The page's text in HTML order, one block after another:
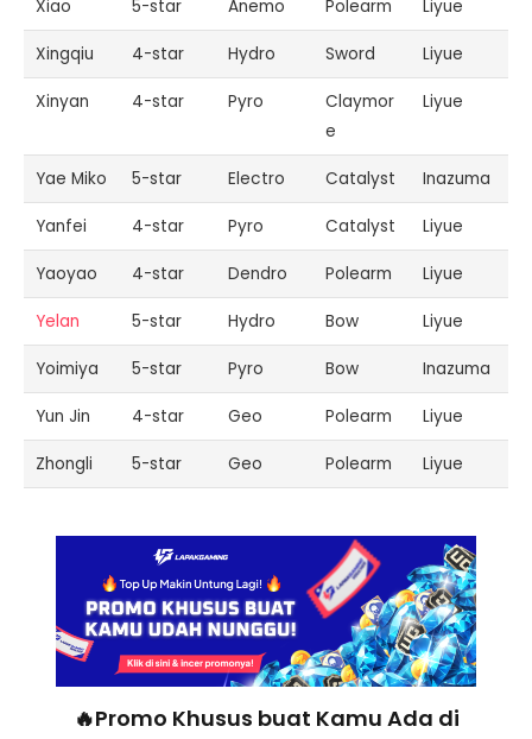
Xiao 5-star Anemo Polearm Liyue
Xingqiu 4-star Hydro Sword Liyue
Xinyan 4-star Pyro
Claymor
e
Liyue
Yae Miko 5-star Electro Catalyst Inazuma
Yanfei 4-star Pyro Catalyst Liyue
Yaoyao 4-star Dendro Polearm Liyue
Yelan 5-star Hydro Bow Liyue
Yoimiya 5-star Pyro Bow Inazuma
Yun Jin 4-star Geo Polearm Liyue
Zhongli 5-star Geo Polearm Liyue
🔥Promo Khusus buat Kamu Ada di